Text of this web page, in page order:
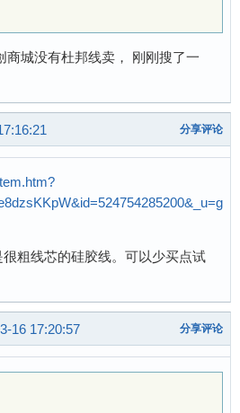
商城没有杜邦线卖， 刚刚搜了一
分享评论
粗线芯的硅胶线。可以少买点试
16 17:20:57 分享评论